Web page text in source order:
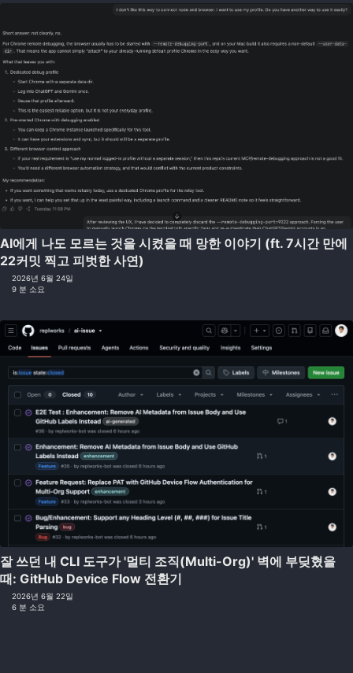
AI에게 나도 모르는 것을 시켰을 때 망한 이야기 (ft. 7시간 만에
22커밋 찍고 피벗한 사연)
2026년 6월 24일
9 분 소요
잘 쓰던 내 CLI 도구가 '멀티 조직(Multi-Org)' 벽에 부딪혔을
때: GitHub Device Flow 전환기
2026년 6월 22일
6 분 소요